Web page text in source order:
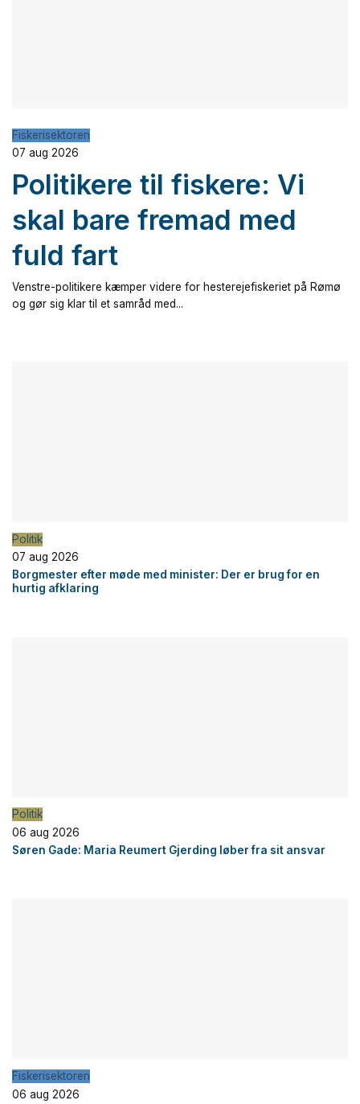
Fiskerisektoren
07 aug 2026
Politikere til fiskere: Vi
skal bare fremad med
fuld fart
Venstre-politikere kæmper videre for hesterejefiskeriet på Rømø
og gør sig klar til et samråd med...
Politik
07 aug 2026
Borgmester efter møde med minister: Der er brug for en
hurtig afklaring
Politik
06 aug 2026
Søren Gade: Maria Reumert Gjerding løber fra sit ansvar
Fiskerisektoren
06 aug 2026